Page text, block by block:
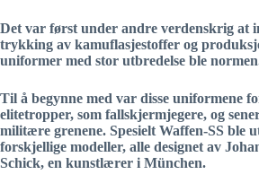
Det var først under andre verdenskrig at
trykking av kamuflasjestoffer og
uniformer med stor utbredelse ble
Til å begynne med var disse uniformene
elitetropper, som fallskjermjegere, og
militære grenene. Spesielt Waffen-SS ble
forskjellige modeller, alle designet av
Schick, en kunstlærer i München.